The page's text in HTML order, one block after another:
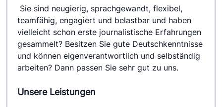
teamfähig, engagiert und belastbar und haben
vielleicht schon erste journalistische Erfahrungen
gesammelt? Besitzen Sie gute Deutschkenntnisse
und können eigenverantwortlich und selbständig
arbeiten? Dann passen Sie sehr gut zu uns.
Unsere Leistungen